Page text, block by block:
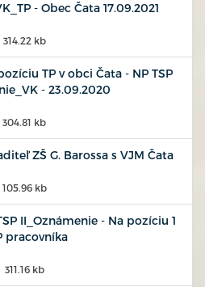
- Obec Čata 17.09.2021
314.22 kb
TP v obci Čata - NP TSP
- 23.09.2020
304.81 kb
ZŠ G. Barossa s VJM Čata
105.96 kb
II_Oznámenie - Na pozíciu 1
pracovníka
311.16 kb